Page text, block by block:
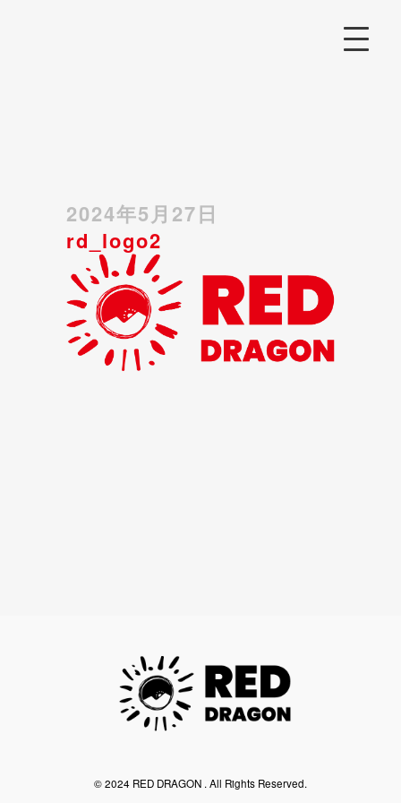
2024年5月27日
rd_logo2
©︎ 2024 RED DRAGON . All Rights Reserved.